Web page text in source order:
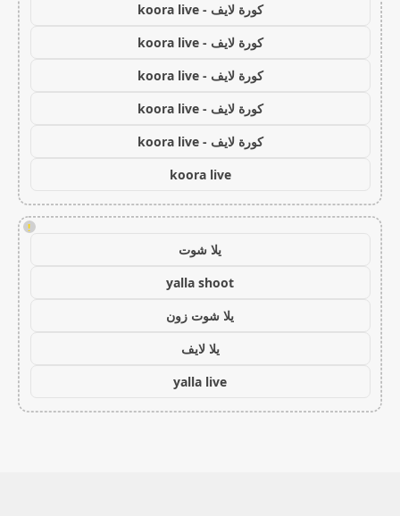
كورة لايف - koora live
كورة لايف - koora live
كورة لايف - koora live
كورة لايف - koora live
كورة لايف - koora live
koora live
!
يلا شوت
yalla shoot
يلا شوت زون
يلا لايف
yalla live